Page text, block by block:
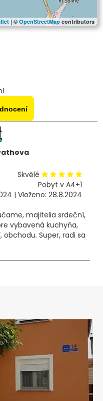
| ©OpenStreetMap contributors
Skvělé
Pobyt v A4+1
| Vloženo: 28.8.2024
majitelia srdeční,
vybavená kuchyňa,
Super, radi sa